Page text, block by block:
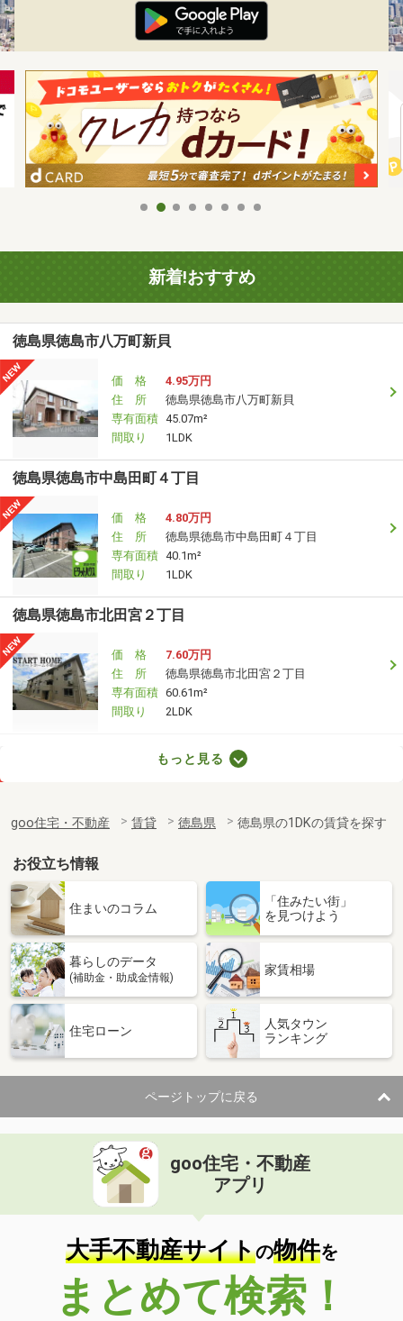
新着!おすすめ
徳島県徳島市八万町新貝
価 格
4.95万円
住 所
徳島県徳島市八万町新貝
専有面積 45.07m²
間取り
1LDK
徳島県徳島市中島田町４丁目
価 格
4.80万円
住 所
徳島県徳島市中島田町４丁目
専有面積 40.1m²
間取り
1LDK
徳島県徳島市北田宮２丁目
価 格
7.60万円
住 所
徳島県徳島市北田宮２丁目
専有面積 60.61m²
間取り
2LDK
徳島県板野郡藍住町奥野字西中須
専有面積
27m²
徳島県徳島市大原町壱町地
4.20万円
徳島県徳島市大原町壱町地
専有面積
56.75m²
間取り
2LDK
徳島県徳島市北田宮４丁目
価 格
8.50万円
専有面積 62.69m²
間取り
2LDK
徳島県板野郡藍住町矢上字安任
価 格
徳島県板野郡藍住町矢上字安任
専有面積
26.46m²
間取り
1K
徳島県阿南市那賀川町中島
もっと見る
goo住宅・不動産 賃貸 徳島県 徳島県の1DKの賃貸を探す
お役立ち情報
住まいのコラム
「住みたい街」
を見つけよう
暮らしのデータ
(補助金・助成金情報)
家賃相場
住宅ローン
人気タウン
ランキング
ページトップに戻る
goo住宅・不動産
アプリ
大手不動産サイトの物件を
まとめて検索！